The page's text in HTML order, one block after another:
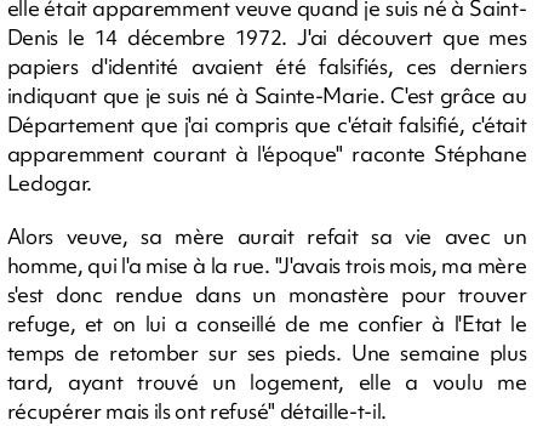
elle était apparemment veuve quand je suis né à Saint-
Denis le 14 décembre 1972. J'ai découvert que mes
papiers d'identité avaient été falsifiés, ces derniers
indiquant que je suis né à Sainte-Marie. C'est grâce au
Département que j'ai compris que c'était falsifié, c'était
apparemment courant à l'époque" raconte Stéphane
Ledogar.
Alors veuve, sa mère aurait refait sa vie avec un
homme, qui l'a mise à la rue. "J'avais trois mois, ma mère
s'est donc rendue dans un monastère pour trouver
refuge, et on lui a conseillé de me confier à l'Etat le
temps de retomber sur ses pieds. Une semaine plus
tard, ayant trouvé un logement, elle a voulu me
récupérer mais ils ont refusé" détaille-t-il.